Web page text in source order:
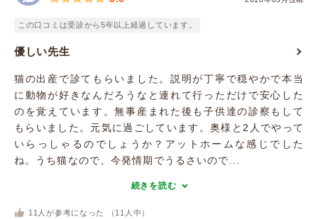
この口コミは受診から5年以上経過しています。
優しい先生
猫の出産で診てもらいました。説明が丁寧で穏やかで本当
に動物が好きなんだろうなと連れて行っただけで安心した
のを覚えています。無事産まれた後も子供達の診察もして
もらいました。元気に過ごしています。奥様と2人でやって
いらっしゃるのでしょうか？アットホームな感じでした
ね。うち猫なので、今発情期でうるさいので...
続きを読む
11 人が参考になった （ 11 人中）